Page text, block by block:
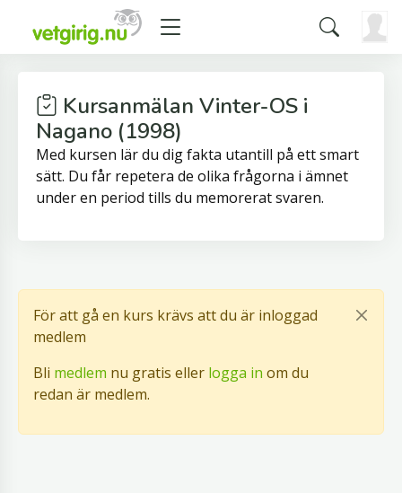
Kursanmälan Vinter-OS i
Nagano (1998)
Med kursen lär du dig fakta utantill på ett smart
sätt. Du får repetera de olika frågorna i ämnet
under en period tills du memorerat svaren.
För att gå en kurs krävs att du är inloggad
medlem
Bli medlem nu gratis eller logga in om du
redan är medlem.